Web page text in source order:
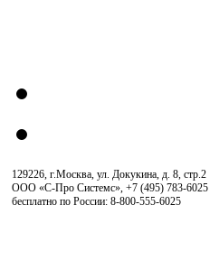
129226, г.Москва, ул. Докукина, д. 8, стр.2
ООО «С-Про Системс», +7 (495) 783-6025
бесплатно по России: 8-800-555-6025